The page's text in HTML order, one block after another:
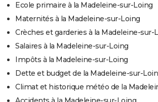
Ecole primaire à la Madeleine-sur-Loing
Maternités à la Madeleine-sur-Loing
Crèches et garderies à la Madeleine-sur-
Salaires à la Madeleine-sur-Loing
Impôts à la Madeleine-sur-Loing
Dette et budget de la Madeleine-sur-
Climat et historique météo de la